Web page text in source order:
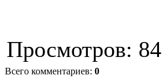
Просмотров:
Всего комментариев: 0